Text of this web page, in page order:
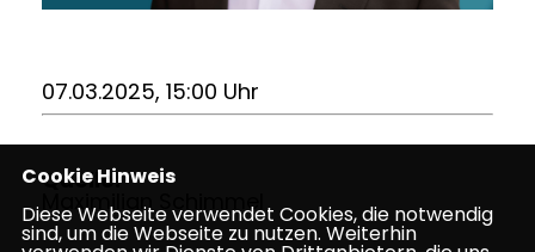
07.03.2025, 15:00 Uhr
Quelle:
Maximilian Schimmel
Cookie Hinweis
Diese Webseite verwendet Cookies, die notwendig
sind, um die Webseite zu nutzen. Weiterhin